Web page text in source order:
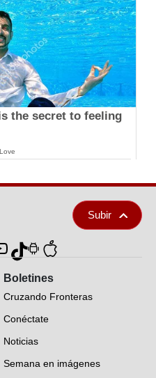
the secret to feeling
Subir
Boletines
Cruzando Fronteras
Conéctate
Noticias
Semana en imágenes